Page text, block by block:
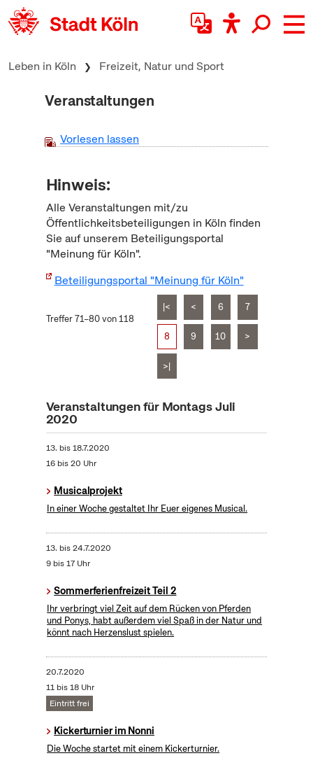
zum Inhalt springen
Leben in Köln Freizeit, Natur und Sport
Veranstaltungen
Vorlesen lassen
Hinweis:
Alle Veranstaltungen mit/zu
Öffentlichkeitsbeteiligungen in Köln finden
Sie auf unserem Beteiligungsportal
"Meinung für Köln".
Beteiligungsportal "Meinung für Köln"
Treffer 71–80 von 118
|< < 6 7
8 9 10 >
>|
Veranstaltungen für Montags Juli
2020
13. bis18.7.2020
16 bis 20 Uhr
Musicalprojekt
In einer Woche gestaltet Ihr Euer eigenes Musical.
13. bis24.7.2020
9 bis 17 Uhr
Sommerferienfreizeit Teil 2
Ihr verbringt viel Zeit auf dem Rücken von Pferden
und Ponys, habt außerdem viel Spaß in der Natur und
könnt nach Herzenslust spielen.
20.7.2020
11 bis 18 Uhr
Eintritt frei
Kickerturnier im Nonni
Die Woche startet mit einem Kickerturnier.